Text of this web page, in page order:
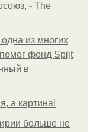
- The
из многих
фонд Spijt
в
а картина!
больше не